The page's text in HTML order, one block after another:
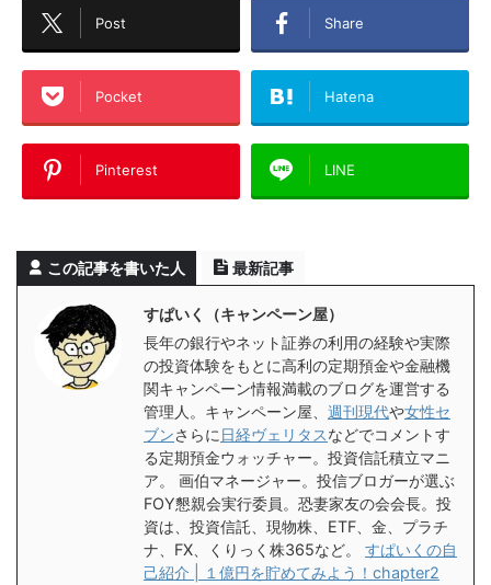
Post Share
Pocket Hatena
Pinterest LINE
この記事を書いた人 最新記事
すぱいく（キャンペーン屋）
長年の銀行やネット証券の利用の経験や実際
の投資体験をもとに高利の定期預金や金融機
関キャンペーン情報満載のブログを運営する
管理人。キャンペーン屋、 週刊現代や女性セ
ブンさらに 日経ヴェリタスなどでコメントす
る定期預金ウォッチャー。投資信託積立マニ
ア。 画伯マネージャー。投信ブロガーが選ぶ
FOY懇親会実行委員。恐妻家友の会会長。投
資は、投資信託、現物株、ETF、金、プラチ
ナ、FX、くりっく株365など。 すぱいくの自
己紹介 | １億円を貯めてみよう！chapter2